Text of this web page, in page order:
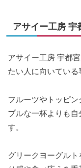
アサイー工房 宇
アサイー工房 宇都
たい人に向いている
フルーツやトッピ
プルな一杯よりも
す。
グリークヨーグル